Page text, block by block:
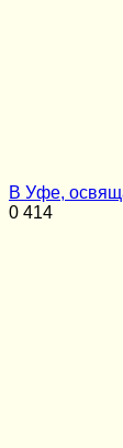
В Уфе,
0 414